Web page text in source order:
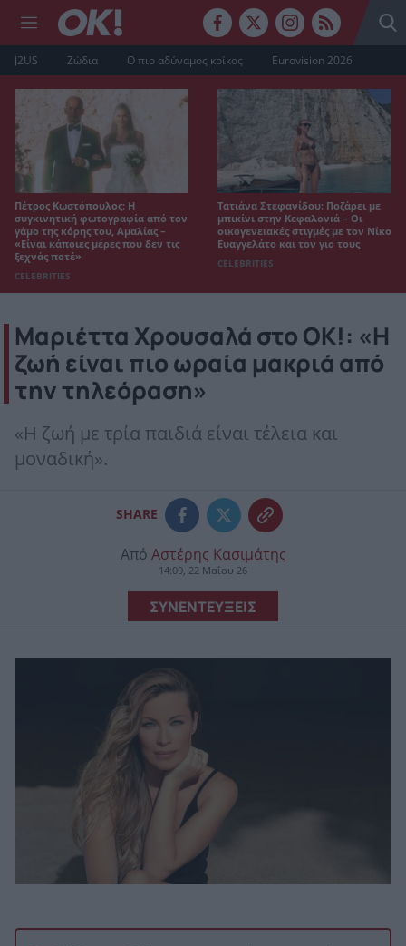
J2US Ζώδια Ο πιο αδύναμος κρίκος Eurovision 2026
Πέτρος Κωστόπουλος: Η
συγκινητική φωτογραφία από τον
γάμο της κόρης του, Αμαλίας –
«Είναι κάποιες μέρες που δεν τις
ξεχνάς ποτέ»
CELEBRITIES
Τατιάνα Στεφανίδου: Ποζάρει με
μπικίνι στην Κεφαλονιά – Οι
οικογενειακές στιγμές με τον Νίκο
Ευαγγελάτο και τον γιο τους
CELEBRITIES
Μαριέττα Χρουσαλά στο ΟΚ!: «Η
ζωή είναι πιο ωραία μακριά από
την τηλεόραση»
«Η ζωή με τρία παιδιά είναι τέλεια και
μοναδική».
SHARE
Από Αστέρης Κασιμάτης
14:00, 22 Μαΐου 26
ΣΥΝΕΝΤΕΥΞΕΙΣ